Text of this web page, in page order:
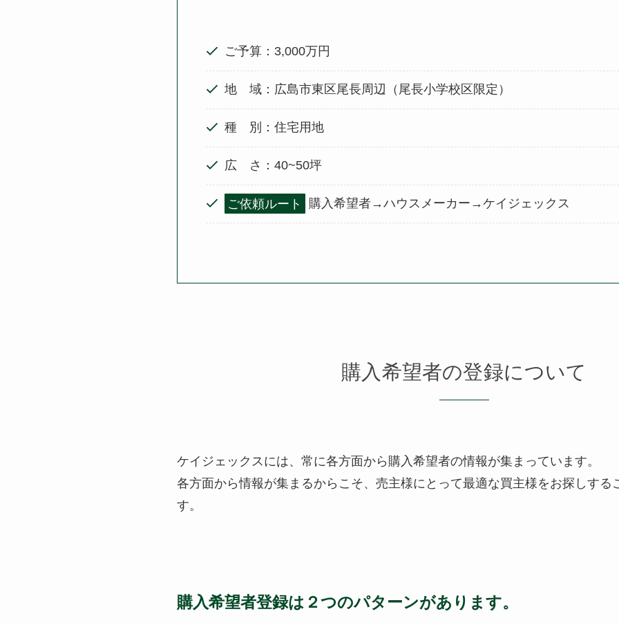
ご予算：3,000万円
地 域：広島市東区尾長周辺（尾長小学校区限定）
種 別：住宅用地
広 さ：40~50坪
ご依頼ルート 購入希望者→ハウスメーカー→ケイジェックス
購入希望者の登録について
ケイジェックスには、常に各方面から購入希望者の情報が集まっています。
各方面から情報が集まるからこそ、売主様にとって最適な買主様をお探しする
す。
購入希望者登録は２つのパターンがあります。